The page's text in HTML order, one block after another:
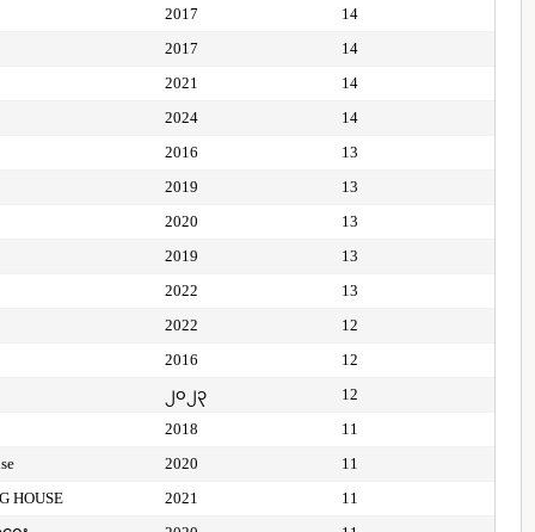
2017
14
2017
14
2021
14
2024
14
2016
13
2019
13
2020
13
2019
13
2022
13
2022
12
2016
12
၂၀၂၃
12
2018
11
2020
11
HOUSE
2021
11